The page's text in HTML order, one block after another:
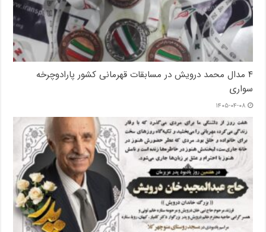
۴ مدال محمد درویش در مسابقات قهرمانی کشور پارادوچرخه
سواری
۱۴۰۵-۰۴-۰۸